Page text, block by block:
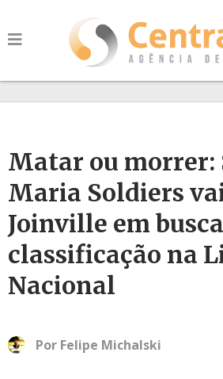
Matar ou morrer:
Maria Soldiers
Joinville em
classificação na
Nacional
Por Felipe Michalski